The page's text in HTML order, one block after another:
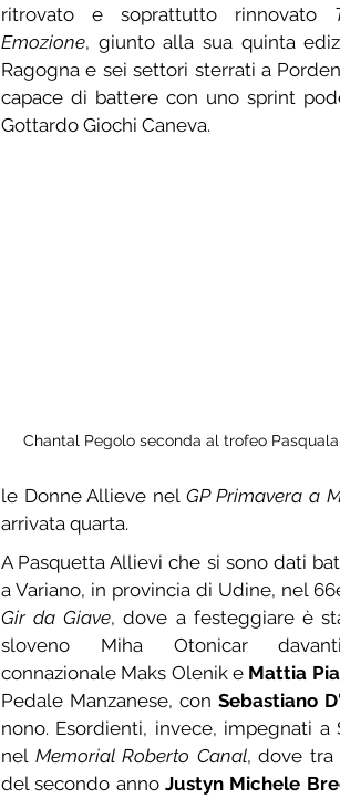
ritrovato e soprattutto rinnovato
Emozione, giunto alla sua quinta
Ragogna e sei settori sterrati a
capace di battere con uno sprint
Gottardo Giochi Caneva.
Chantal Pegolo seconda al trofeo
le Donne Allieve nel GP Primavera a
arrivata quarta.
A Pasquetta Allievi che si sono dati
Gir da Giave, dove a festeggiare è
sloveno Miha Otonicar
connazionale Maks Olenik e Mattia
Pedale Manzanese, con Sebastiano
nono. Esordienti, invece, impegnati a
nel Memorial Roberto Canal, dove tra
del secondo anno Justyn Michele